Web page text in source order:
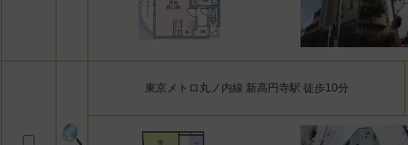
東京メトロ丸ノ内線 新高円寺駅 徒歩10分